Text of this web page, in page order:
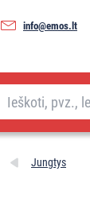
info@emos.lt
Jungtys